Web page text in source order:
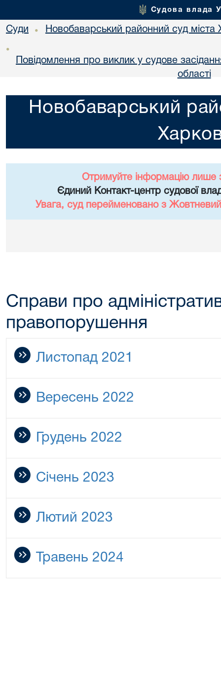
Судова влада
Суди • Новобаварський районний суд міста
•
Повідомлення про виклик у судове
області
Новобаварський
Отримуйте інформацію лише
Єдиний Контакт-центр судової
Увага, суд перейменовано з
Справи про
правопорушення
Листопад 2021
Вересень 2022
Грудень 2022
Січень 2023
Лютий 2023
Травень 2024